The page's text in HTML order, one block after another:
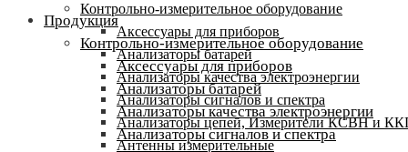
Контрольно-измерительное оборудование
Аксессуары для приборов
Анализаторы батарей
Анализаторы качества электроэнергии
Анализаторы сигналов и спектра
Анализаторы цепей, Измерители КСВН и
Антенны измерительные
Продукция
Контрольно-измерительное оборудование
Аксессуары для приборов
Анализаторы батарей
Анализаторы качества электроэнергии
Анализаторы сигналов и спектра